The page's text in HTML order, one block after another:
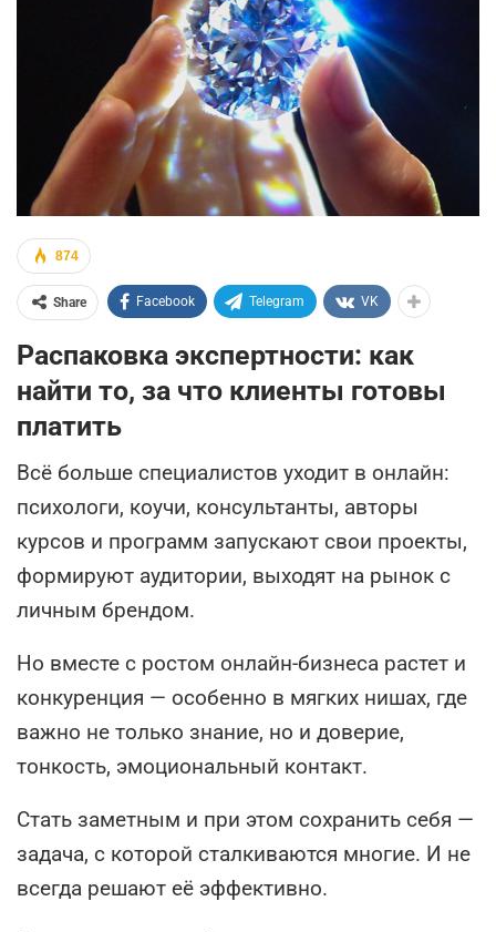
874
Share Facebook Telegram VK
Распаковка экспертности: как
найти то, за что клиенты готовы
платить
Всё больше специалистов уходит в онлайн:
психологи, коучи, консультанты, авторы
курсов и программ запускают свои проекты,
формируют аудитории, выходят на рынок с
личным брендом.
Но вместе с ростом онлайн-бизнеса растет и
конкуренция — особенно в мягких нишах, где
важно не только знание, но и доверие,
тонкость, эмоциональный контакт.
Стать заметным и при этом сохранить себя —
задача, с которой сталкиваются многие. И не
всегда решают её эффективно.